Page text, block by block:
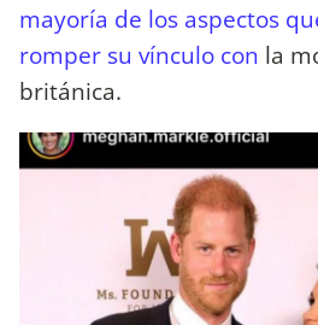
mayoría de los aspectos
romper su vínculo con la
británica.